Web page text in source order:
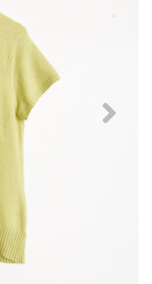
Next